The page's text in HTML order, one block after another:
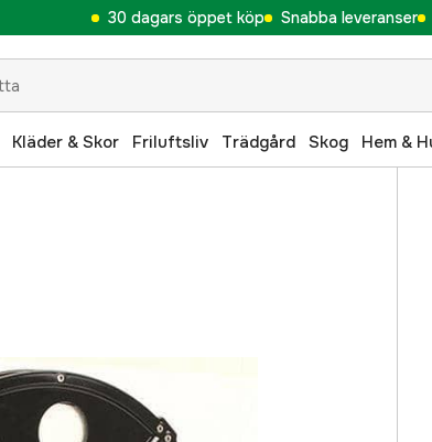
30 dagars öppet köp Snabba leveranser
Kläder & Skor Friluftsliv Trädgård Skog Hem &